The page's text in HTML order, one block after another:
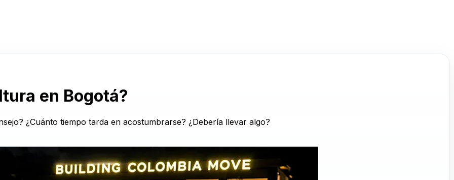
en Bogotá?
¿Cuánto tiempo tarda en acostumbrarse? ¿Debería llevar algo?